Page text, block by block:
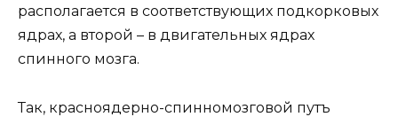
располагается в соответствующих подкорковых
ядрах, а второй – в двигательных ядрах
спинного мозга.
Так, красноядерно-спинномозговой путъ